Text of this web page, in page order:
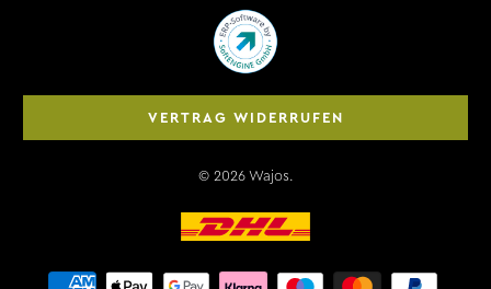
VERTRAG WIDERRUFEN
© 2026 Wajos